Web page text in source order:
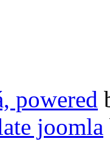
powered
joomla